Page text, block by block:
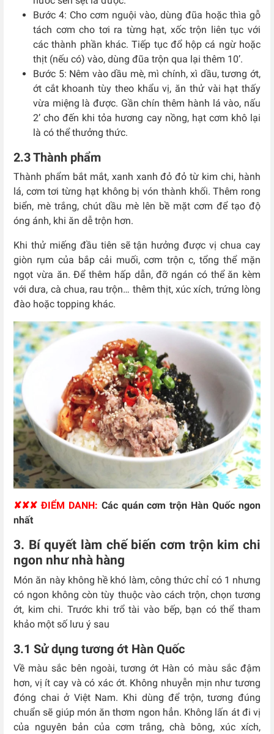
Bước 4: Cho cơm nguội vào, dùng đũa hoặc thìa gỗ
tách cơm cho tơi ra từng hạt, xốc trộn liên tục với
các thành phần khác. Tiếp tục đổ hộp cá ngừ hoặc
thịt (nếu có) vào, dùng đũa trộn qua lại thêm 10’.
Bước 5: Nêm vào dầu mè, mì chính, xì dầu, tương ớt,
ớt cắt khoanh tùy theo khẩu vị, ăn thử vài hạt thấy
vừa miệng là được. Gần chín thêm hành lá vào, nấu
2’ cho đến khi tỏa hương cay nồng, hạt cơm khô lại
là có thể thưởng thức.
2.3 Thành phẩm
Thành phẩm bắt mắt, xanh xanh đỏ đỏ từ kim chi, hành
lá, cơm tơi từng hạt không bị vón thành khối. Thêm rong
biển, mè trắng, chút dầu mè lên bề mặt cơm để tạo độ
óng ánh, khi ăn dễ trộn hơn.
Khi thử miếng đầu tiên sẽ tận hưởng được vị chua cay
giòn rụm của bắp cải muối, cơm trộn c, tổng thể mặn
ngọt vừa ăn. Để thêm hấp dẫn, đỡ ngán có thể ăn kèm
với dưa, cà chua, rau trộn… thêm thịt, xúc xích, trứng lòng
đào hoặc topping khác.
✘✘✘ ĐIỂM DANH: Các quán cơm trộn Hàn Quốc ngon
nhất
3. Bí quyết làm chế biến cơm trộn kim chi
ngon như nhà hàng
Món ăn này không hề khó làm, công thức chỉ có 1 nhưng
có ngon không còn tùy thuộc vào cách trộn, chọn tương
ớt, kim chi. Trước khi trổ tài vào bếp, bạn có thể tham
khảo một số lưu ý sau
3.1 Sử dụng tương ớt Hàn Quốc
Về màu sắc bên ngoài, tương ớt Hàn có màu sắc đậm
hơn, vị ít cay và có xác ớt. Không nhuyễn mịn như tương
đóng chai ở Việt Nam. Khi dùng để trộn, tương đúng
chuẩn sẽ giúp món ăn thơm ngon hẳn. Không lấn át đi vị
của nguyên bản của cơm trắng, chà bông, xúc xích,